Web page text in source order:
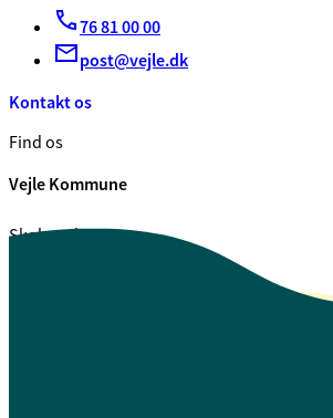
76 81 00 00
post@vejle.dk
Kontakt os
Find os
Vejle Kommune
Skolegade 1